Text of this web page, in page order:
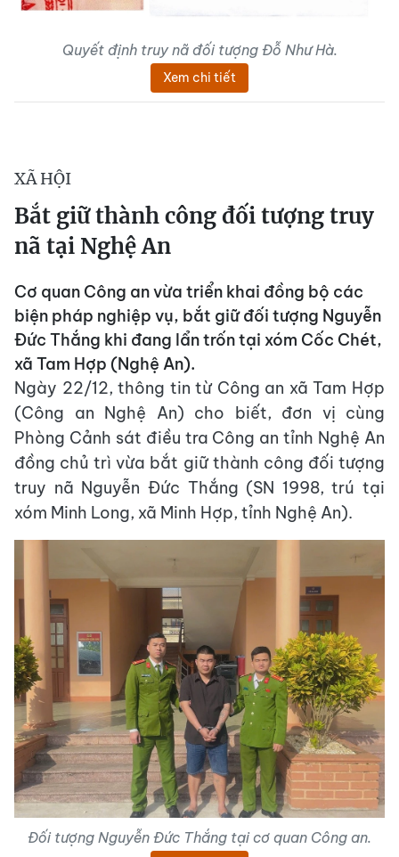
Quyết định truy nã đối tượng Đỗ Như Hà.
Xem chi tiết
XÃ HỘI
Bắt giữ thành công đối tượng truy
nã tại Nghệ An
Cơ quan Công an vừa triển khai đồng bộ các
biện pháp nghiệp vụ, bắt giữ đối tượng Nguyễn
Đức Thắng khi đang lẩn trốn tại xóm Cốc Chét,
xã Tam Hợp (Nghệ An).
Ngày 22/12, thông tin từ Công an xã Tam Hợp
(Công an Nghệ An) cho biết, đơn vị cùng
Phòng Cảnh sát điều tra Công an tỉnh Nghệ An
đồng chủ trì vừa bắt giữ thành công đối tượng
truy nã Nguyễn Đức Thắng (SN 1998, trú tại
xóm Minh Long, xã Minh Hợp, tỉnh Nghệ An).
Đối tượng Nguyễn Đức Thắng tại cơ quan Công an.